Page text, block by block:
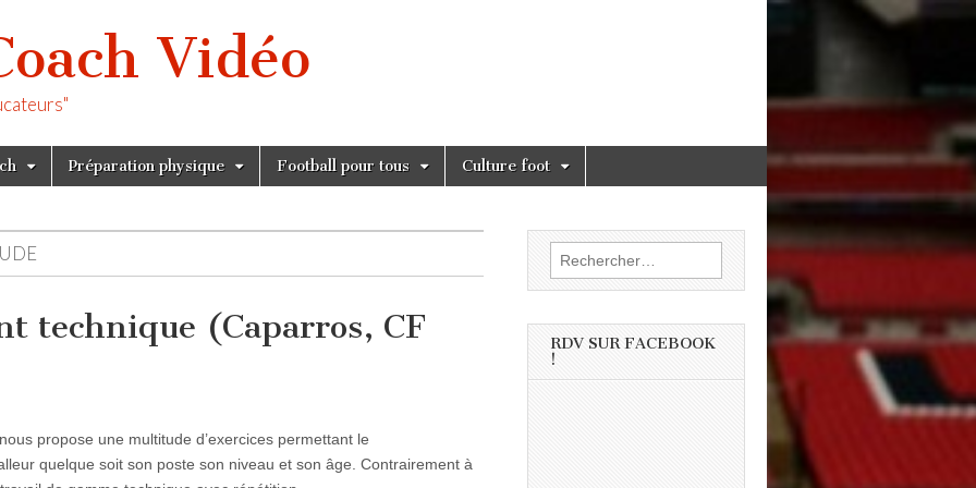
Vidéo
Préparation physique Football pour tous Culture foot
technique (Caparros, CF
propose une multitude d’exercices permettant le
quelque soit son poste son niveau et son âge. Contrairement à
Rechercher :
RDV SUR FACEBOOK
!